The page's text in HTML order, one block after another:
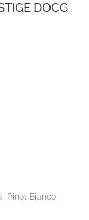
DOCG
Pinot Bianco